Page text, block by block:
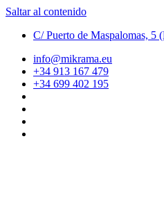
Saltar al contenido
C/ Puerto de Maspalomas, 5
info@mikrama.eu
+34 913 167 479
+34 699 402 195